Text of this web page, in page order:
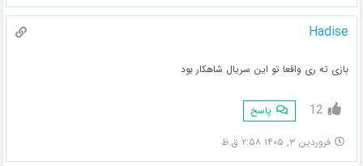
Hadise
بازی ته ری واقعا تو این سریال شاهکار بود
12 پاسخ
فروردین ۳, ۱۴۰۵ ۲:۵۸ ق.ظ